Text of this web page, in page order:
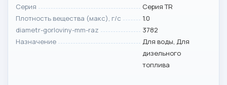
Серия
Серия TR
Плотность вещества (макс), г/с
1.0
diametr-gorloviny-mm-raz
3782
Назначение
Для воды, Для
дизельного
топлива